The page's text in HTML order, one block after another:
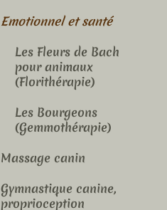
Emotionnel et santé
Les Fleurs de Bach
pour animaux
(Florithérapie)
Les Bourgeons
(Gemmothérapie)
Massage canin
Gymnastique canine,
proprioception